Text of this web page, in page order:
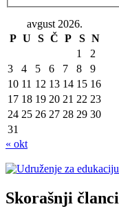
avgust 2026.
P U S Č P S N
1
2
3
4 5 6 7 8
9
10 11 12 13 14 15 16
17 18 19 20 21 22 23
24 25 26 27 28 29 30
31
« okt
Skorašnji članci